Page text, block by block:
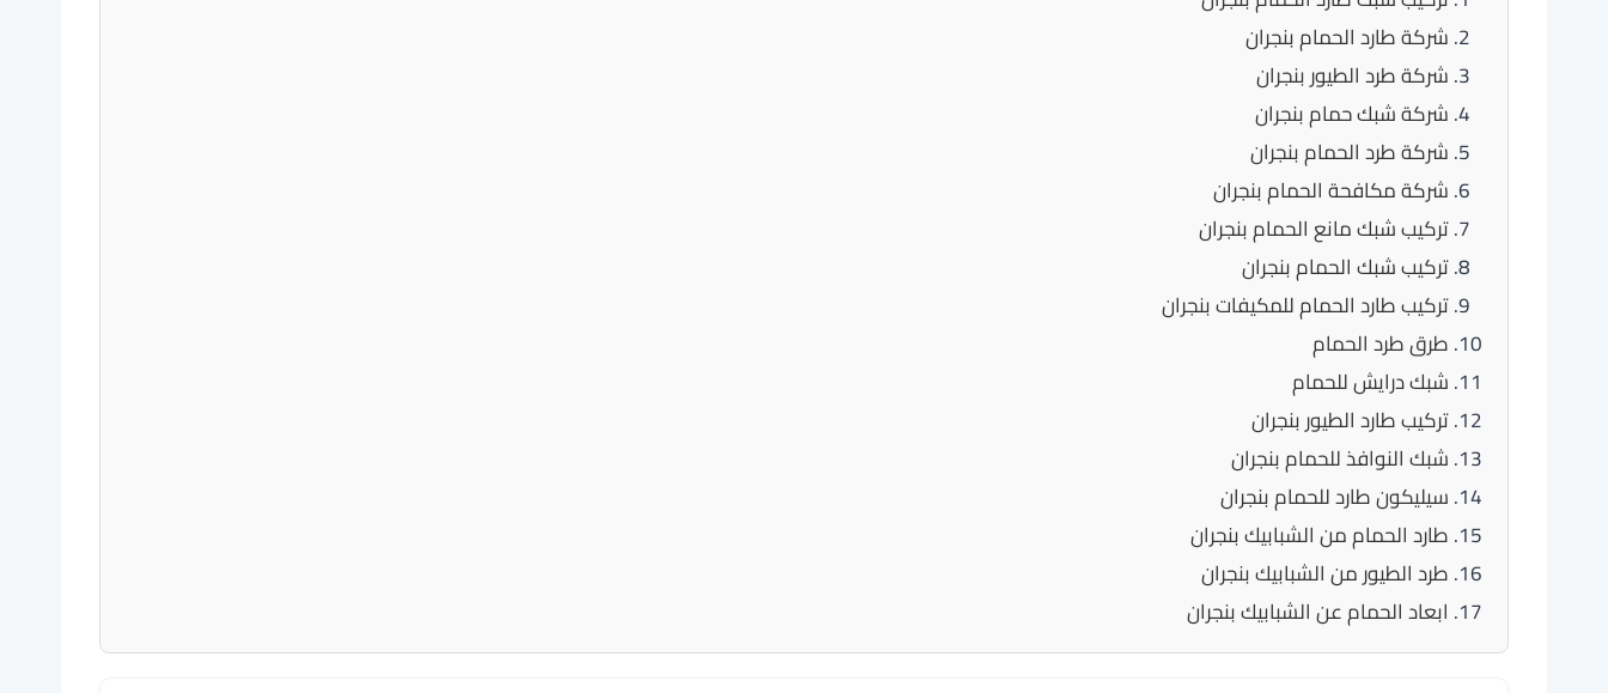
شركة طارد الحمام بنجران
شركة طرد الطيور بنجران
شركة شبك حمام بنجران
شركة طرد الحمام بنجران
شركة مكافحة الحمام بنجران
تركيب شبك مانع الحمام بنجران
تركيب شبك الحمام بنجران
تركيب طارد الحمام للمكيفات بنجران
طرق طرد الحمام
شبك درايش للحمام
تركيب طارد الطيور بنجران
شبك النوافذ للحمام بنجران
سيليكون طارد للحمام بنجران
طارد الحمام من الشبابيك بنجران
طرد الطيور من الشبابيك بنجران
ابعاد الحمام عن الشبابيك بنجران